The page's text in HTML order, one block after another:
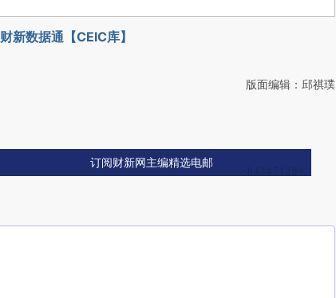
财新数据通【CEIC库】
版面编辑：邱祺璞
订阅财新网主编精选电邮